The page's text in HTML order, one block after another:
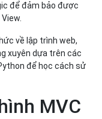
để đảm bảo được
về lập trình web,
xuyên dựa trên các
để học cách sử
MVC